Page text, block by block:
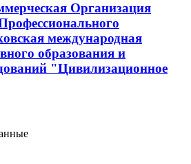
Организация
международная
образования и
"Цивилизационное